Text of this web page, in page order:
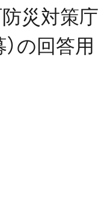
災対策庁
の回答用